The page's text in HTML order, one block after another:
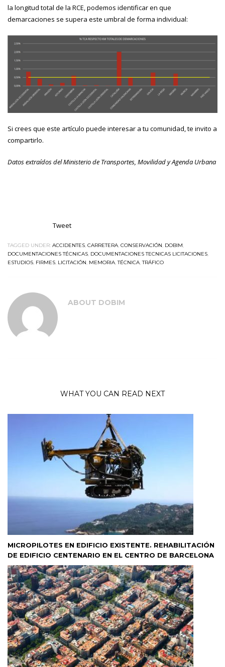
la longitud total de la RCE, podemos identificar en que
demarcaciones se supera este umbral de forma individual:
Si crees que este artículo puede interesar a tu comunidad, te invito a
compartirlo.
Datos extraídos del Ministerio de Transportes, Movilidad y Agenda Urbana
Tweet
TAGGED UNDER: ACCIDENTES, CARRETERA, CONSERVACIÓN, DOBIM,
DOCUMENTACIONES TÉCNICAS, DOCUMENTACIONES TECNICAS LICITACIONES,
ESTUDIOS, FIRMES, LICITACIÓN, MEMORIA,TÉCNICA,TRÁFICO
ABOUT DOBIM
WHAT YOU CAN READ NEXT
MICROPILOTES EN EDIFICIO EXISTENTE. REHABILITACIÓN
DE EDIFICIO CENTENARIO EN EL CENTRO DE BARCELONA